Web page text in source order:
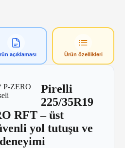
açıklaması Ürün özellikleri
Pirelli
225/35R19
RFT– üst
yol tutuşu ve